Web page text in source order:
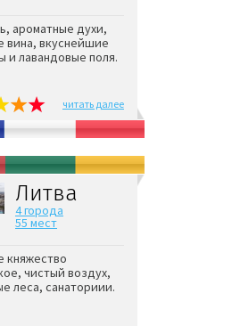
ароматные духи,
вина, вкуснейшие
и лавандовые поля.
читать далее
Литва
4 города
55 мест
княжество
чистый воздух,
леса, санаториии.